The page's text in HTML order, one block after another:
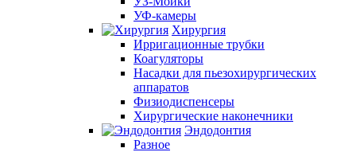
УФ-камеры
Хирургия
Ирригационные трубки
Коагуляторы
Насадки для пьезохирургических
аппаратов
Физиодиспенсеры
Хирургические наконечники
Эндодонтия
Разное